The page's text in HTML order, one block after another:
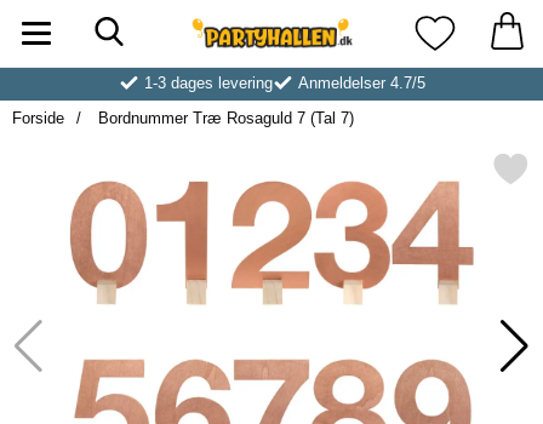
Startside for Partyhallen AB Mine
1-3 dages levering
Anmeldelser 4.7/5
Forside
Bordnummer Træ Rosaguld 7 (Tal 7)
Markér bordnummer Træ